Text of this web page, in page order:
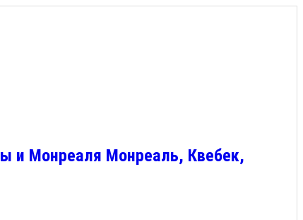
и Монреаля Монреаль, Квебек,